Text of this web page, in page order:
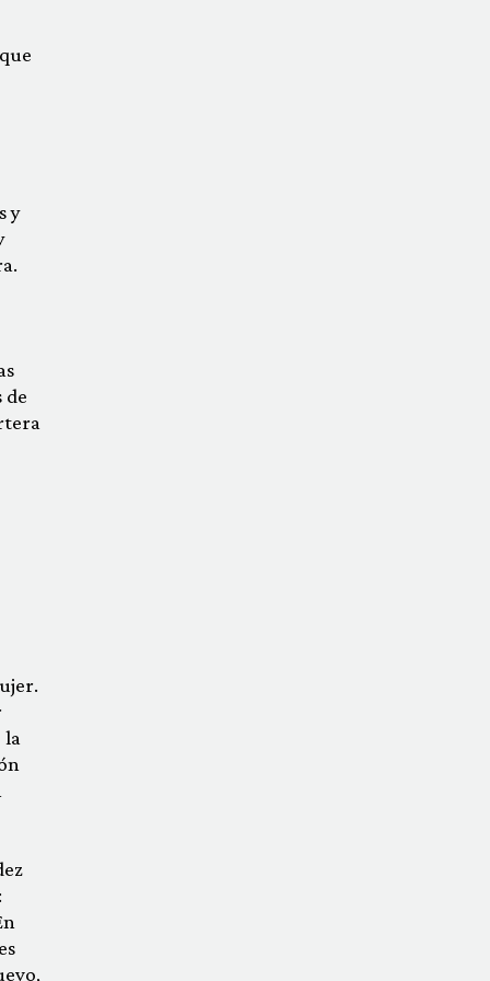
y
de
la